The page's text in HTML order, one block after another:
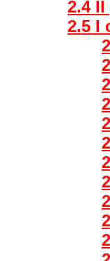
2.4
2.5 I